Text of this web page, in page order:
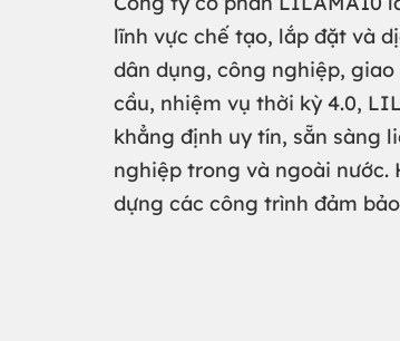
lĩnh vực chế tạo, lắp đặt và
dân dụng, công nghiệp,
cầu, nhiệm vụ thời kỳ 4.0,
khẳng định uy tín, sẵn sàng
nghiệp trong và ngoài nước.
dựng các công trình đảm